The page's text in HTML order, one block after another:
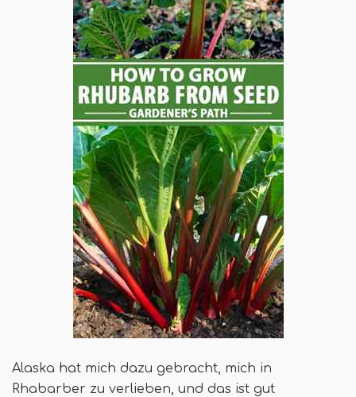
Alaska hat mich dazu gebracht, mich in
Rhabarber zu verlieben, und das ist gut